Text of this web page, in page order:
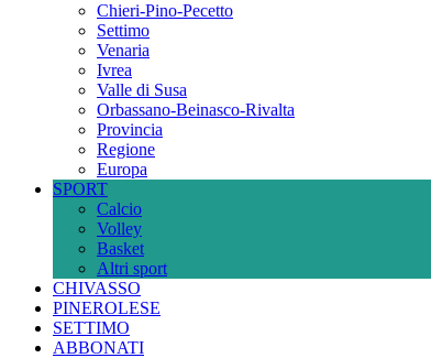
Chieri-Pino-Pecetto
Settimo
Venaria
Ivrea
Valle di Susa
Orbassano-Beinasco-Rivalta
Provincia
Regione
Europa
SPORT
Calcio
Volley
Basket
Altri sport
CHIVASSO
PINEROLESE
SETTIMO
ABBONATI